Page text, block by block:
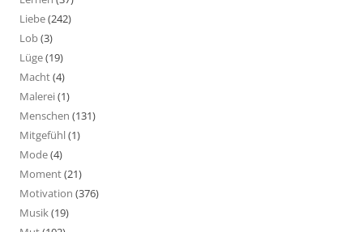
Liebe(242)
Lob(3)
Lüge(19)
Macht(4)
Malerei(1)
Menschen (131)
Mitgefühl(1)
Mode(4)
Moment(21)
Motivation (376)
Musik(19)